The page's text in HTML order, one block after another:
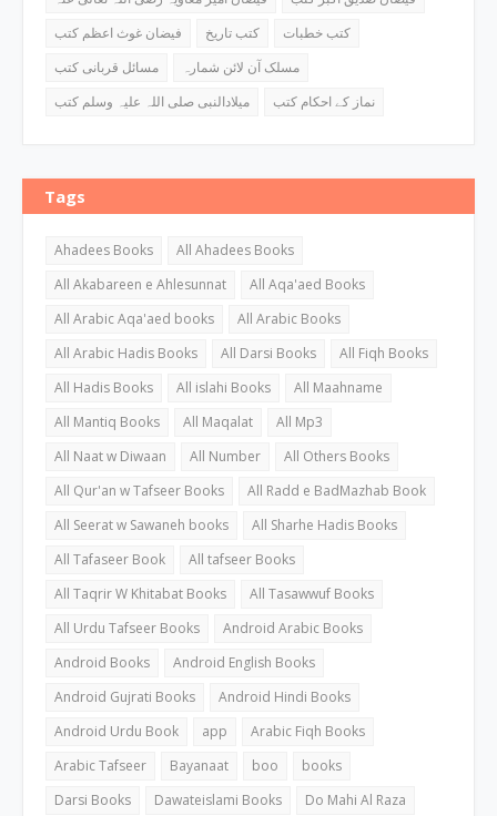
فیضان غوث اعظم کتب
کتب تاریخ
کتب خطبات
مسائل قربانی کتب
مسلک آن لائن شمارہ
میلادالنبی صلی اللہ علیہ وسلم کتب
نماز کے احکام کتب
Tags
Ahadees Books
All Ahadees Books
All Akabareen e Ahlesunnat
All Aqa'aed Books
All Arabic Aqa'aed books
All Arabic Books
All Arabic Hadis Books
All Darsi Books
All Fiqh Books
All Hadis Books
All islahi Books
All Maahname
All Mantiq Books
All Maqalat
All Mp3
All Naat w Diwaan
All Number
All Others Books
All Qur'an w Tafseer Books
All Radd e BadMazhab Book
All Seerat w Sawaneh books
All Sharhe Hadis Books
All Tafaseer Book
All tafseer Books
All Taqrir W Khitabat Books
All Tasawwuf Books
All Urdu Tafseer Books
Android Arabic Books
Android Books
Android English Books
Android Gujrati Books
Android Hindi Books
Android Urdu Book
app
Arabic Fiqh Books
Arabic Tafseer
Bayanaat boo
books
Darsi Books
Dawateislami Books
Do Mahi Al Raza